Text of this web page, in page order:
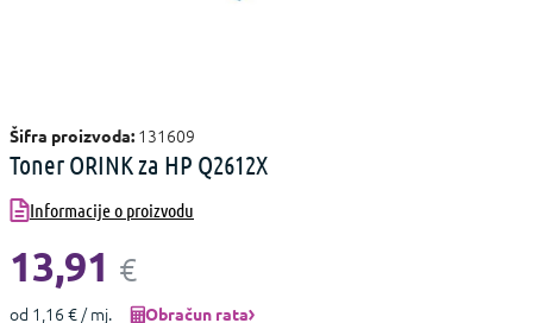
Šifra proizvoda: 131609
Toner ORINK za HP Q2612X
Informacije o proizvodu
13,91 €
od 1,16 € / mj.
Obračun rata